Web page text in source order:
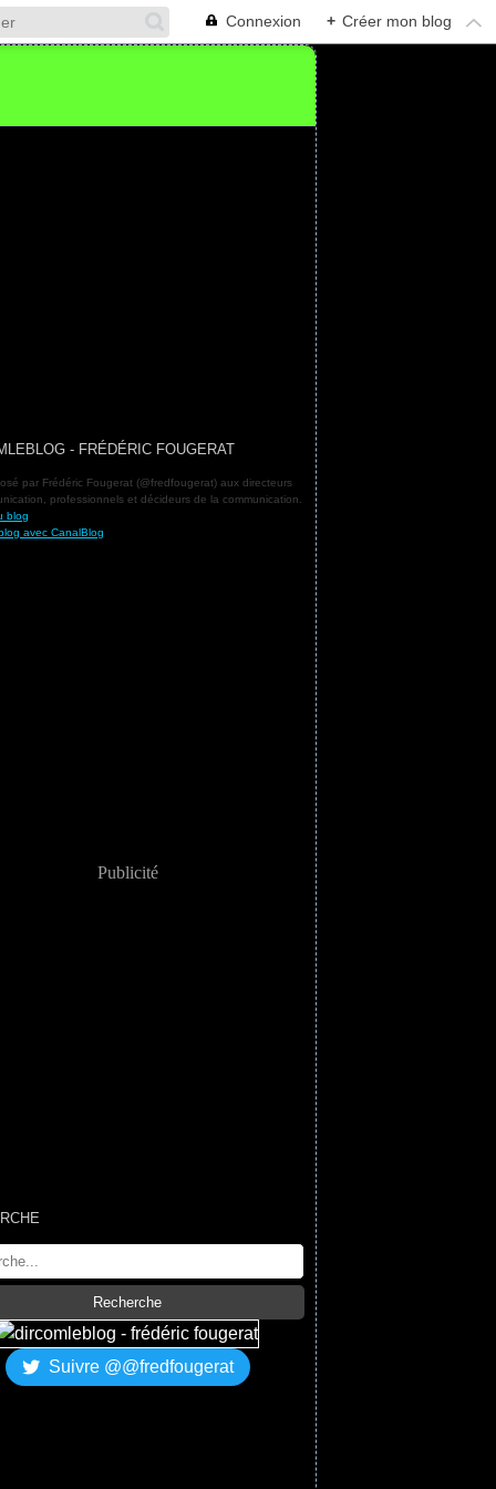
Connexion + Créer mon blog
- FRÉDÉRIC FOUGERAT
par Frédéric Fougerat (@fredfougerat) aux directeurs
professionnels et décideurs de la communication.
blog
avec CanalBlog
Publicité
Suivre @@fredfougerat